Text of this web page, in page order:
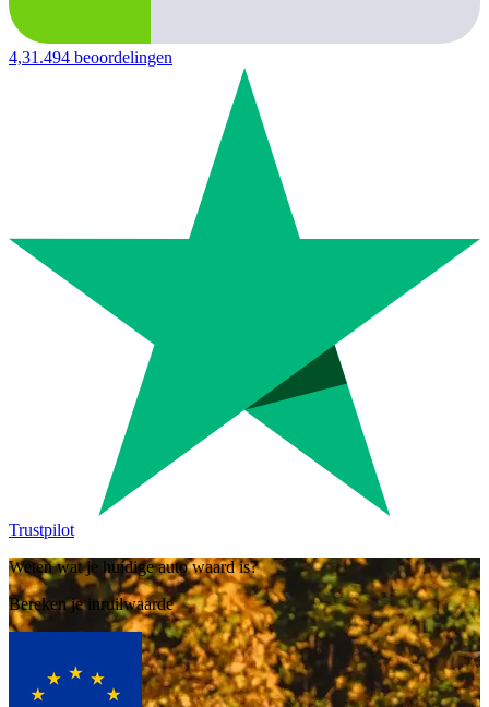
4,31.494 beoordelingen
Trustpilot
Weten wat je huidige auto waard is?
Bereken je inruilwaarde